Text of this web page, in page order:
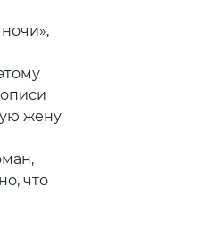
жену
что